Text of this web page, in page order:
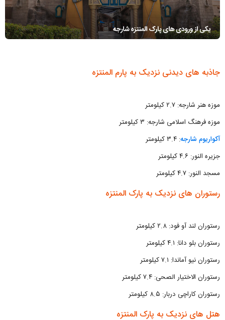
جاذبه های دیدنی نزدیک به پارم المنتزه
موزه هنر شارجه: ۲.۷ کیلومتر
موزه فرهنگ اسلامی شارجه: ۳ کیلومتر
آکواریوم شارجه: ۳.۴ کیلومتر
جزیره النور: ۴.۶ کیلومتر
مسجد النور: ۴.۷ کیلومتر
رستوران های نزدیک به پارک المنتزه
رستوران لند آو فود: ۲.۸ کیلومتر
رستوران بلو دانا: ۴.۱ کیلومتر
رستوران نیو آماندا: ۷.۱ کیلومتر
رستوران الاختیار الصحی: ۷.۴ کیلومتر
رستوران کاراچی دربار: ۸.۵ کیلومتر
هتل های نزدیک به پارک المنتزه